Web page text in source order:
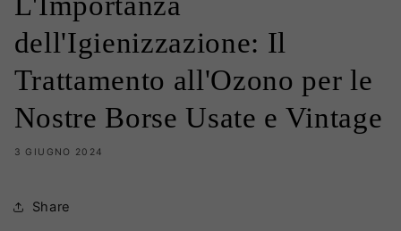
dell'Igienizzazione: Il
Trattamento all'Ozono per le
Nostre Borse Usate e Vintage
3 GIUGNO 2024
Share